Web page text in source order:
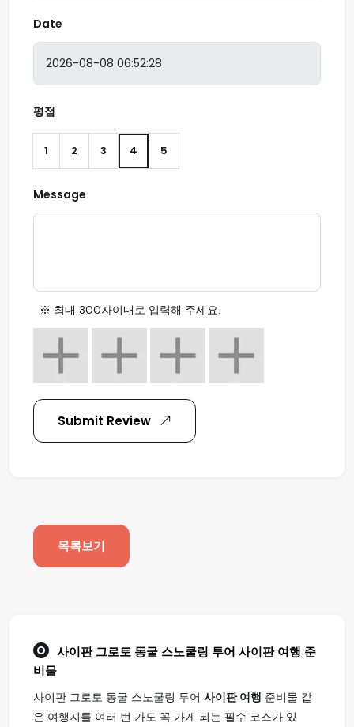
Date
평점
1 2 3 4 5
Message
※ 최대 300자이내로 입력해 주세요.
Submit Review
목록보기
사이판 그로토 동굴 스노쿨링 투어 사이판 여행 준
비물
사이판 그로토 동굴 스노쿨링 투어 사이판 여행 준비물 같
은 여행지를 여러 번 가도 꼭 가게 되는 필수 코스가 있